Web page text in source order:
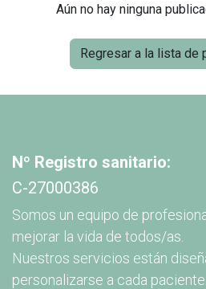
Aún no hay ninguna
Regresar a la lista de
Nº Registro sanitario:
C-27000386
Somos un equipo de
mejorar la vida de todos/as.
Nuestros servicios están
personalizarse a cada paciente.